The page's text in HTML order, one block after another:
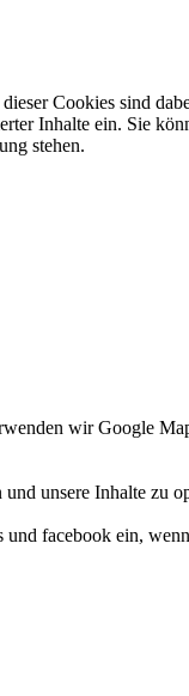
Cookies sind
Inhalte ein. Sie
stehen.
wir Google
unsere Inhalte zu
facebook ein,